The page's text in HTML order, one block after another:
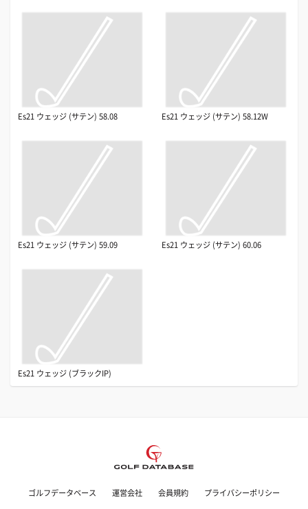
Es21 ウェッジ (サテン) 58.08 Es21 ウェッジ (サテン) 58.12W
Es21 ウェッジ (サテン) 59.09 Es21 ウェッジ (サテン) 60.06
Es21 ウェッジ (ブラックIP)
ゴルフデータベース 運営会社 会員規約 プライバシーポリシー